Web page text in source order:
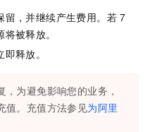
留，并继续产生费用。若 7
被释放。
释放。
为避免影响您的业务，
值。 充值方法参见为阿里